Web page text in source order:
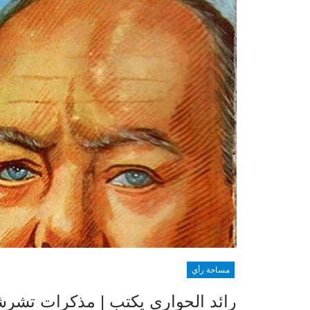
مساحة رأي
رائد الحواري يكتب | مذكرات